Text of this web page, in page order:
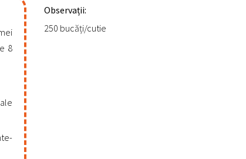
8
Observații:
250 bucăți/cutie